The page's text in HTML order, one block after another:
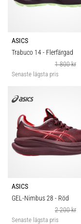
ASICS
Trabuco 14- Flerfärgad
1 800 kr
Senaste lägsta pris
ASICS
GEL-Nimbus 28 - Röd
2 200 kr
Senaste lägsta pris